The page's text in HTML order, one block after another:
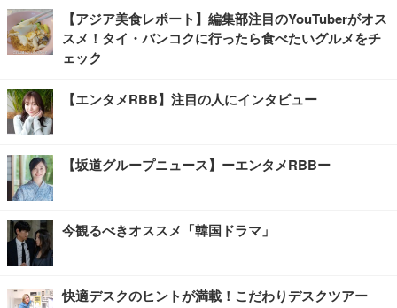
【アジア美食レポート】編集部注目のYouTuberがオス
スメ！タイ・バンコクに行ったら食べたいグルメをチ
ェック
【エンタメRBB】注目の人にインタビュー
【坂道グループニュース】ーエンタメRBBー
今観るべきオススメ「韓国ドラマ」
快適デスクのヒントが満載！こだわりデスクツアー